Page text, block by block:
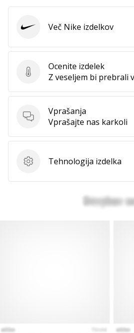
Ocenite izdelek
Ocenite izdelek
Z veseljem bi prebrali
Vprašanja
Vprašanja
Vprašajte nas karkoli
Tehnologija izdelka
Tehnologija izdelka
Nike Več Nike izdelkov